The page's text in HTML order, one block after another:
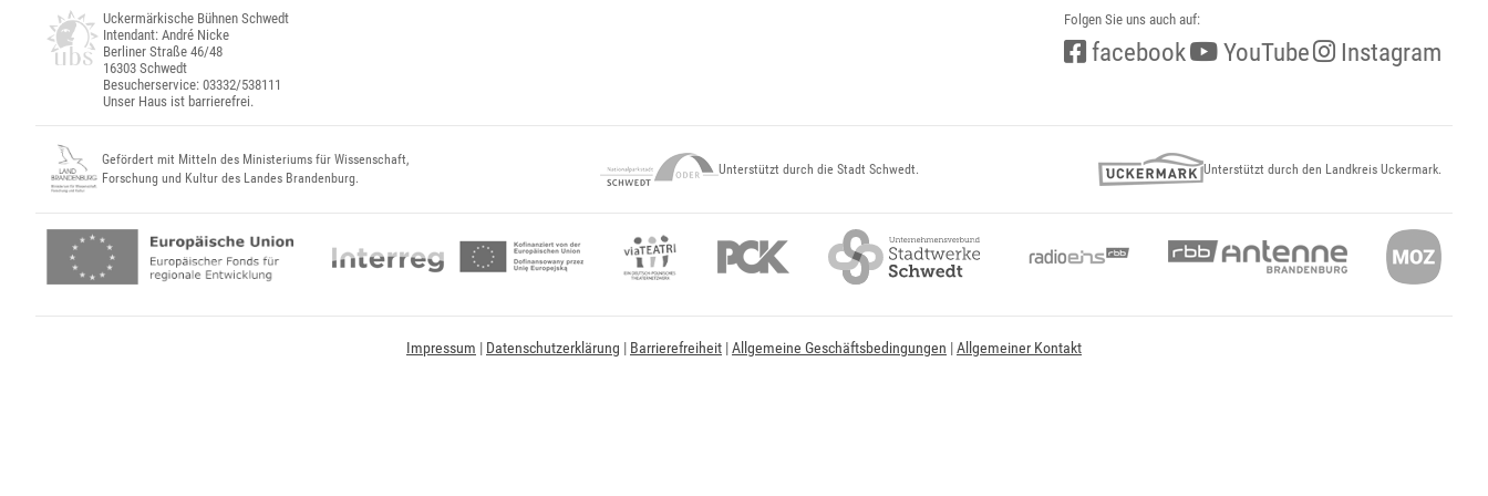
Uckermärkische Bühnen Schwedt
Intendant: André Nicke
Berliner Straße 46/48
16303 Schwedt
Besucherservice: 03332/538111
Unser Haus ist barrierefrei.
Folgen Sie uns auch auf:
facebook YouTube Instagram
Gefördert mit Mitteln des Ministeriums für Wissenschaft,
Forschung und Kultur des Landes Brandenburg.
Unterstützt durch die Stadt Schwedt. Unterstützt durch den Landkreis Uckermark.
Impressum | Datenschutzerklärung | Barrierefreiheit |Allgemeine Geschäftsbedingungen |Allgemeiner Kontakt